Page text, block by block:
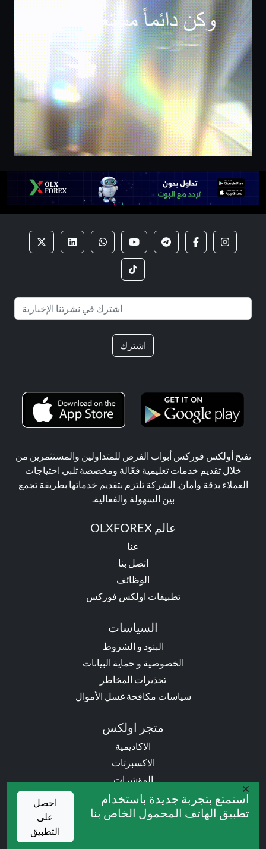
استمتع بتجربة جديدة باستخدام
تطبيق الهاتف المحمول الخاص بنا
احصل
على
التطبيق
اشترك
تفتح أولكس فوركس أبواب الفرص للمتداولين والمستثمرين من
خلال تقديم خدمات تعليمية فعّالة ومخصصة تلبي احتياجات
العملاء بدقة وأمان. الشركة تلتزم بتقديم خدماتها بطريقة تجمع
بين السهولة والفعالية.
عالم OLXFOREX
عنا
اتصل بنا
الوظائف
تطبيقات اولكس فوركس
السياسات
البنود و الشروط
الخصوصية و حماية البيانات
تحذيرات المخاطر
سياسات مكافحة غسل الأموال
متجر اولكس
الاكاديمية
الاكسبرتات
المؤشرات
الكتب